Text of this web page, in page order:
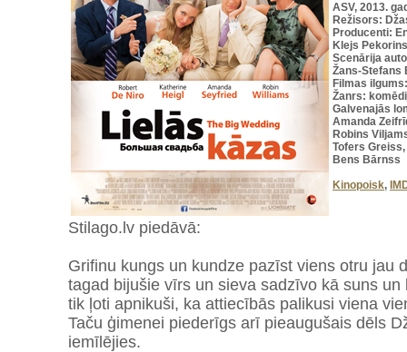
ASV, 2013.
Režisors:
Producenti:
Klejs
Scenārija
Žans-Stefans
Filmas
Žanrs:
Galvenajās
Amanda
Robins
Tofers
Bens Bārnss
Kinopoisk,
Stilago.lv piedāvā:
Grifinu kungs un kundze pazīst viens otru jau
tagad bijušie vīrs un sieva sadzīvo kā suns un
tik ļoti apnikuši, ka attiecībās palikusi viena
Taču ģimenei piederīgs arī pieaugušais dēls
iemīlējies.